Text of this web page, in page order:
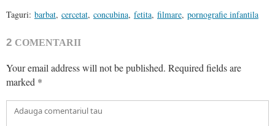
Taguri: barbat, cercetat, concubina, fetita, filmare, pornografie infantila
2 COMENTARII
Your email address will not be published. Required fields are
marked *